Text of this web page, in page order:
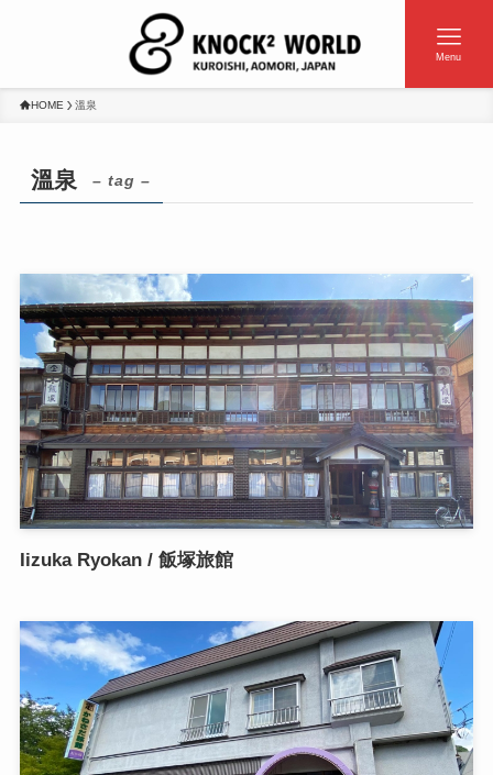
Menu
HOME 溫泉
溫泉 – tag –
Iizuka Ryokan / 飯塚旅館